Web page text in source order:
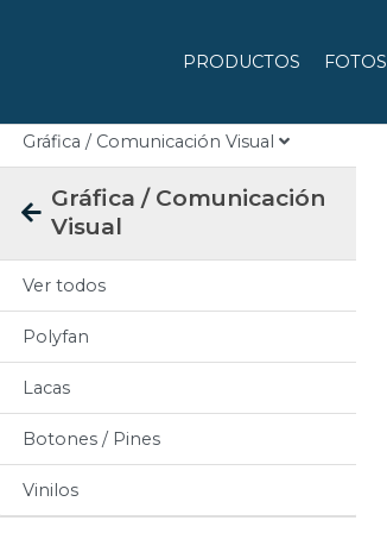
PRODUCTOS FOTOS
Gráfica / Comunicación Visual
Gráfica / Comunicación
Visual
Ver todos
Polyfan
Lacas
Botones / Pines
Vinilos